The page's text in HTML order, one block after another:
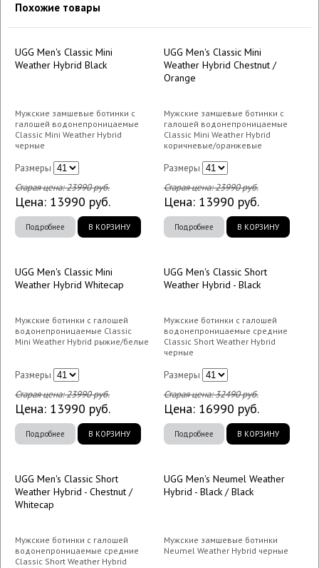
Похожие товары
UGG Men's Classic Mini
Weather Hybrid Black
Мужские замшевые ботинки с
галошей водонепроницаемые
Classic Mini Weather Hybrid
черные
Размеры
Старая цена:23990руб.
Цена: 13990 руб.
Подробнее В КОРЗИНУ
UGG Men's Classic Mini
Weather Hybrid Chestnut /
Orange
Мужские замшевые ботинки с
галошей водонепроницаемые
Classic Mini Weather Hybrid
коричневые/оранжевые
Размеры
Старая цена:23990руб.
Цена: 13990 руб.
Подробнее В КОРЗИНУ
UGG Men's Classic Mini
Weather Hybrid Whitecap
Мужские ботинки с галошей
водонепроницаемые Classic
Mini Weather Hybrid рыжие/белые
Размеры
Старая цена:23990руб.
Цена: 13990 руб.
Подробнее В КОРЗИНУ
UGG Men's Classic Short
Weather Hybrid - Black
Мужские ботинки с галошей
водонепроницаемые средние
Classic Short Weather Hybrid
черные
Размеры
Старая цена:32490руб.
Цена: 16990 руб.
Подробнее В КОРЗИНУ
UGG Men's Classic Short
Weather Hybrid - Chestnut /
Whitecap
Мужские ботинки с галошей
водонепроницаемые средние
Classic Short Weather Hybrid
UGG Men's Neumel Weather
Hybrid - Black / Black
Мужские замшевые ботинки
Neumel Weather Hybrid черные